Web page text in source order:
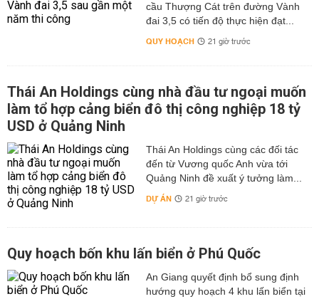
cầu Thượng Cát trên đường Vành
đai 3,5 có tiến độ thực hiện đạt...
QUY HOẠCH 21 giờ trước
Thái An Holdings cùng nhà đầu tư ngoại muốn
làm tổ hợp cảng biển đô thị công nghiệp 18 tỷ
USD ở Quảng Ninh
Thái An Holdings cùng các đối tác
đến từ Vương quốc Anh vừa tới
Quảng Ninh đề xuất ý tưởng làm...
DỰ ÁN 21 giờ trước
Quy hoạch bốn khu lấn biển ở Phú Quốc
An Giang quyết định bổ sung định
hướng quy hoạch 4 khu lấn biển tại